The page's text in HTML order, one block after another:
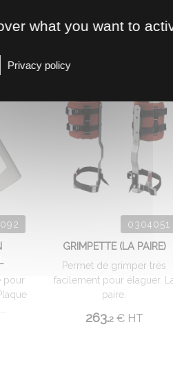
pour
0304051
GRIMPETTE (LA PAIRE)
Permet de grimper très
facilement pour élaguer.
paire.
263.2 €HT
what you want to
Privacy policy